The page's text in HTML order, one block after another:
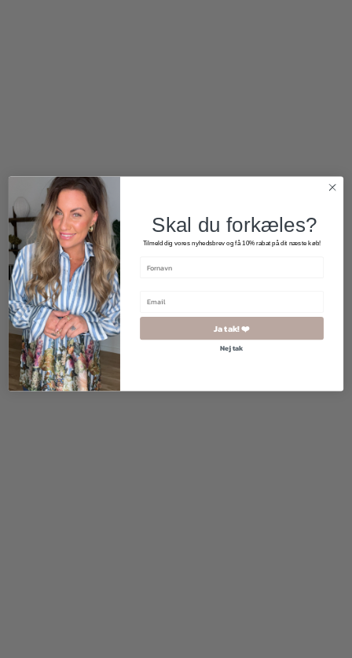
150,00
Skal du forkæles?
Tilmeld dig vores nyhedsbrev og få 10% rabat på dit næste køb!
Ja tak! ❤️
Nej tak